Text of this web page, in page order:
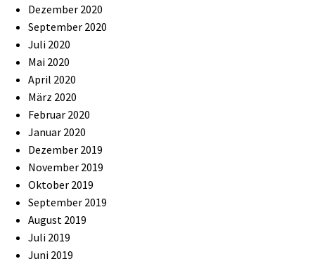
Dezember 2020
September 2020
Juli 2020
Mai 2020
April 2020
März 2020
Februar 2020
Januar 2020
Dezember 2019
November 2019
Oktober 2019
September 2019
August 2019
Juli 2019
Juni 2019